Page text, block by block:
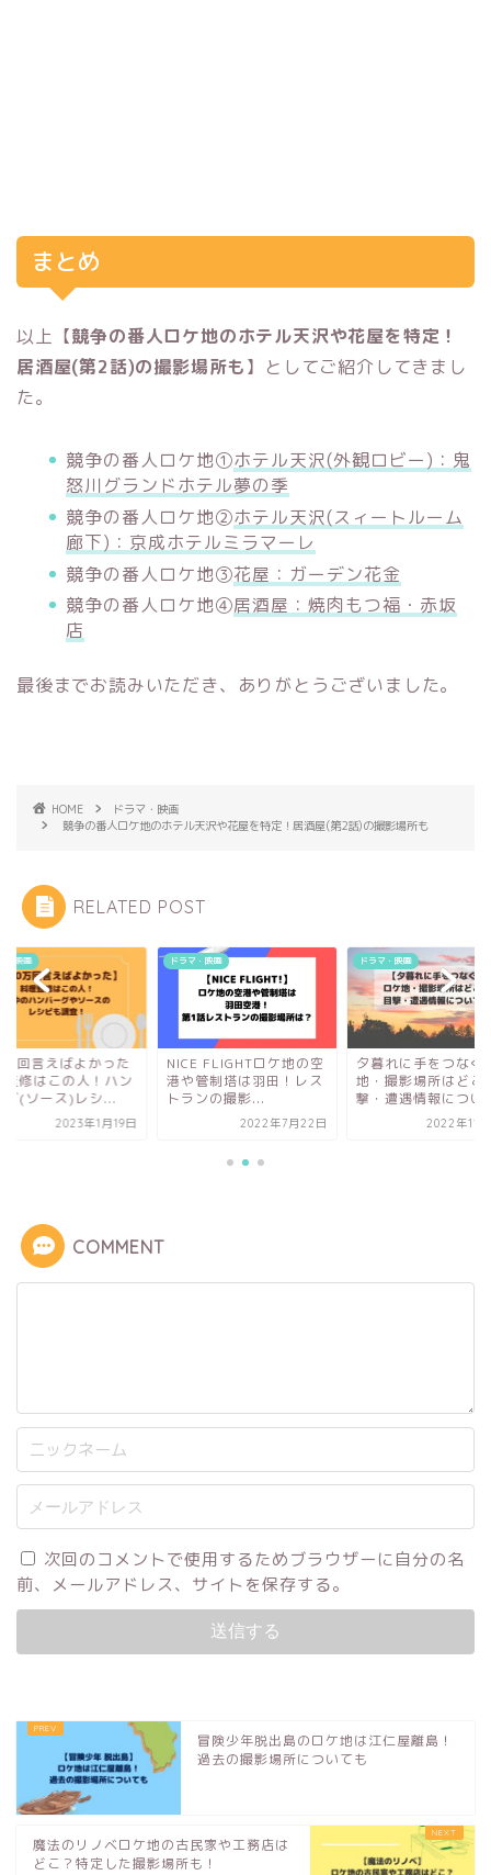
まとめ
以上【競争の番人ロケ地のホテル天沢や花屋を特定！
居酒屋(第2話)の撮影場所も】としてご紹介してきまし
た。
競争の番人ロケ地①ホテル天沢(外観ロビー)：鬼
怒川グランドホテル夢の季
競争の番人ロケ地②ホテル天沢(スィートルーム
廊下)：京成ホテルミラマーレ
競争の番人ロケ地③花屋：ガーデン花金
競争の番人ロケ地④居酒屋：焼肉もつ福・赤坂
店
最後までお読みいただき、ありがとうございました。
HOME
ドラマ・映画
競争の番人ロケ地のホテル天沢や花屋を特定！居酒屋(第2話)の撮影場所も
RELATED POST
・映画
回言えばよかった
監修はこの人！ハン
グ(ソース)レシ...
2023年1月19日
ドラマ・映画
NICE FLIGHTロケ地の空
港や管制塔は羽田！レス
トランの撮影...
2022年7月22日
ドラマ・映画
夕暮れに手をつなぐ
地・撮影場所はどこ
撃・遭遇情報につい
2022年11
COMMENT
次回のコメントで使用するためブラウザーに自分の名
前、メールアドレス、サイトを保存する。
冒険少年脱出島のロケ地は江仁屋離島！
過去の撮影場所についても
魔法のリノベロケ地の古民家や工務店は
どこ？特定した撮影場所も！